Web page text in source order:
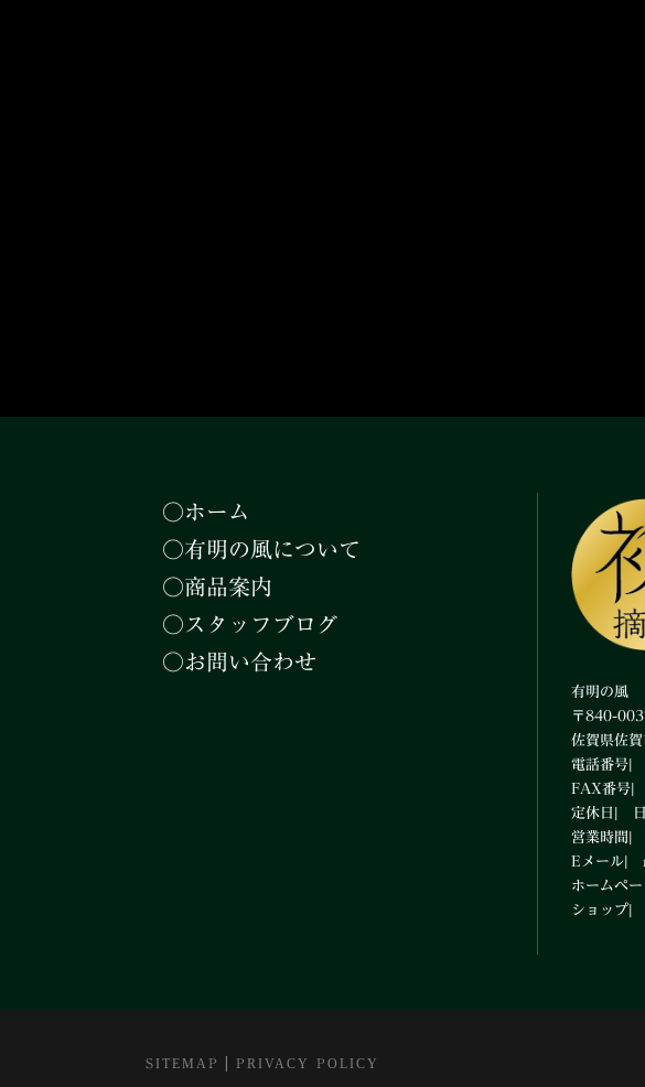
○ホーム
○有明の風について
○商品案内
○スタッフブログ
○お問い合わせ
有明の風
〒840-
佐賀県佐
電話番号|
FAX番号|
定休日| 日
営業時間|
Eメール|
ホームペ
ショップ|
SITEMAP | PRIVACY POLICY